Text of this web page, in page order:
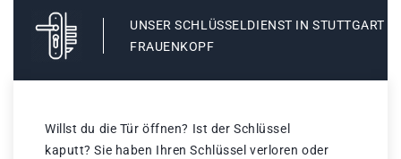
UNSER SCHLÜSSELDIENST IN STUTTGART
FRAUENKOPF
Willst du die Tür öffnen? Ist der Schlüssel
kaputt? Sie haben Ihren Schlüssel verloren oder